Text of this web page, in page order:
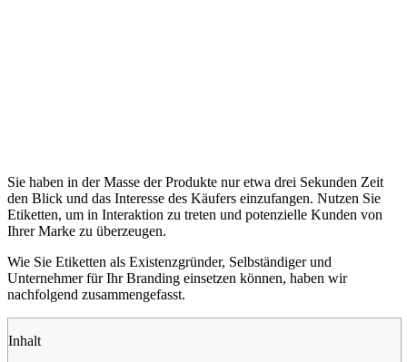
Sie haben in der Masse der Produkte nur etwa drei Sekunden Zeit
den Blick und das Interesse des Käufers einzufangen. Nutzen Sie
Etiketten, um in Interaktion zu treten und potenzielle Kunden von
Ihrer Marke zu überzeugen.
Wie Sie Etiketten als Existenzgründer, Selbständiger und
Unternehmer für Ihr Branding einsetzen können, haben wir
nachfolgend zusammengefasst.
Inhalt